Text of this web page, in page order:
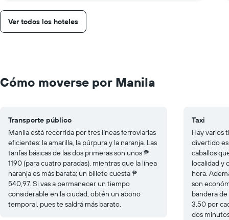
Ver todos los hoteles
Cómo moverse por Manila
Transporte público
Manila está recorrida por tres líneas ferroviarias
eficientes: la amarilla, la púrpura y la naranja. Las
tarifas básicas de las dos primeras son unos ₱
1190 (para cuatro paradas), mientras que la línea
naranja es más barata; un billete cuesta ₱
540,97. Si vas a permanecer un tiempo
considerable en la ciudad, obtén un abono
temporal, pues te saldrá más barato.
Taxi
Hay varios
divertido
caballos
localidad y
hora.
son
bandera
3,50 por
dos